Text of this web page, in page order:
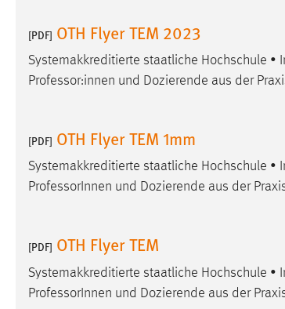
[PDF] OTH Flyer TEM 2023
Systemakkreditierte staatliche Hochschule •
Professor:innen und Dozierende aus der
[PDF] OTH Flyer TEM 1mm
Systemakkreditierte staatliche Hochschule •
ProfessorInnen und Dozierende aus der
[PDF] OTH Flyer TEM
Systemakkreditierte staatliche Hochschule •
ProfessorInnen und Dozierende aus der
Facebook Pixel
Name: _fbp
Cookie Laufzeit:
Um Inhalte von Videoplattformen und Social